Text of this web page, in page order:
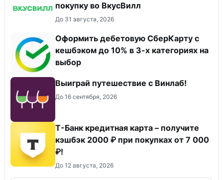
покупку во ВкусВилл
До 31 августа, 2026
Оформить дебетовую СберКарту с
кешбэком до 10% в 3-х категориях на
выбор
Выиграй путешествие с Винлаб!
До 16 сентября, 2026
Т-Банк кредитная карта – получите
кэшбэк 2000 ₽ при покупках от 7 000
₽!
До 12 августа, 2026